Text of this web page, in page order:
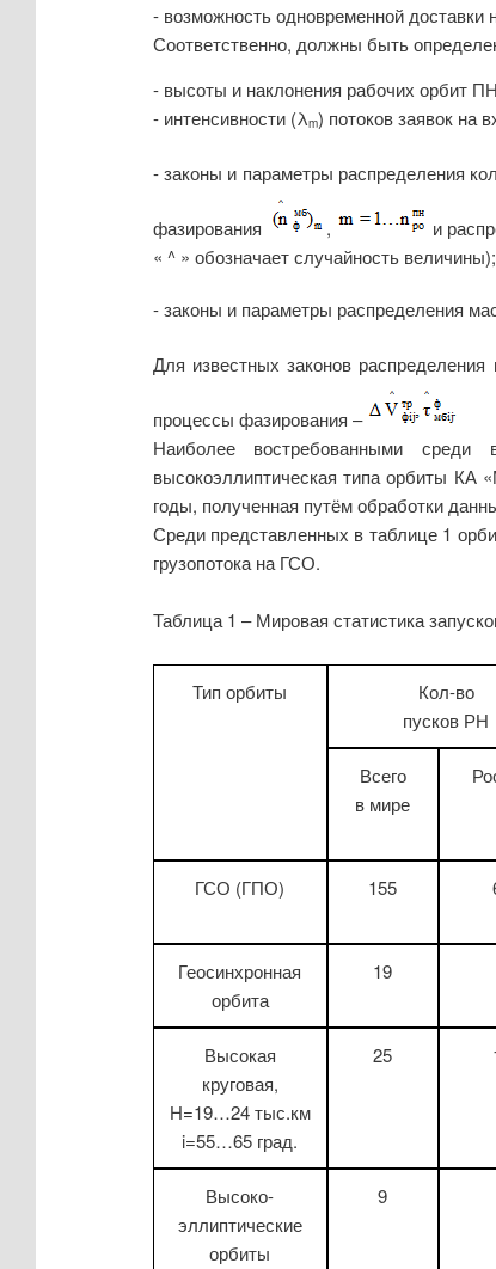
- возможность одновременной доставки
Соответственно, должны быть
- высоты и наклонения рабочих орбит
- интенсивности (λm) потоков заявок на
- законы и параметры распределения
фазирования , и
« ^ » обозначает случайность величины);
- законы и параметры распределения
Для известных законов распределения
процессы фазирования –
Наиболее востребованными
высокоэллиптическая типа орбиты КА
годы, полученная путём обработки
Среди представленных в таблице 1
грузопотока на ГСО.
Таблица 1 – Мировая статистика
Тип орбиты
Кол-во
пусков РН
Всего
в мире
ГСО (ГПО) 155
Геосинхронная
орбита
19
Высокая
круговая,
H=19…24 тыс.км
i=55…65 град.
25
Высоко-
эллиптические
орбиты
9